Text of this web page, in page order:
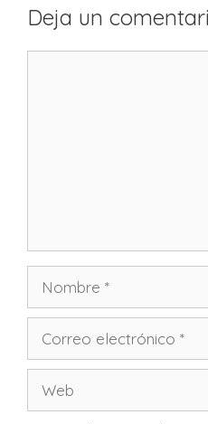
Deja un
electrónico